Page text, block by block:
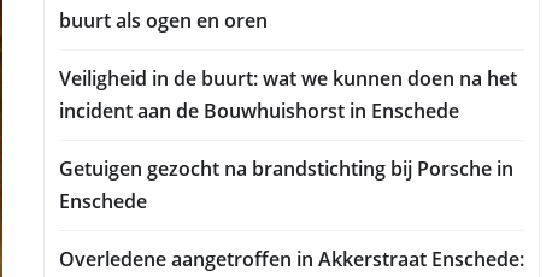
buurt als ogen en oren
Veiligheid in de buurt: wat we kunnen doen na het
incident aan de Bouwhuishorst in Enschede
Getuigen gezocht na brandstichting bij Porsche in
Enschede
Overledene aangetroffen in Akkerstraat Enschede: